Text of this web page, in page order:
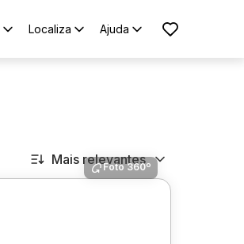
Localiza Ajuda
Mais relevantes
Foto 360º